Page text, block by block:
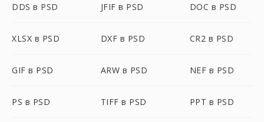
DDS в PSD JFIF в PSD DOC в PSD
XLSX в PSD DXF в PSD CR2 в PSD
GIF в PSD ARW в PSD NEF в PSD
PS в PSD TIFF в PSD PPT в PSD